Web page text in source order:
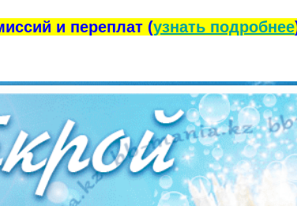
и переплат (узнать подробнее